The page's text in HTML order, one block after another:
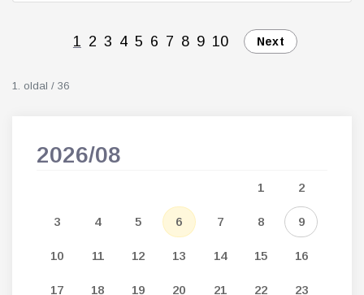
1 2 3 4 5 6 7 8 9 10 Next
1. oldal / 36
2026/08
1 2
3 4 5 6 7 8 9
10 11 12 13 14 15 16
17 18 19 20 21 22 23